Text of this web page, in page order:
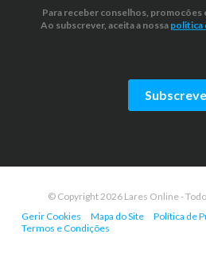
Para receber conselhos, promocões
Ao subscrever, aceita a nossa politica
© Copyright 2026 Lares Online -
Gerir Cookies
Mapa do Site
Política de
Termos e Condições